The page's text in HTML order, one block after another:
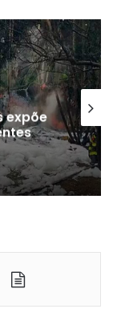
expõe